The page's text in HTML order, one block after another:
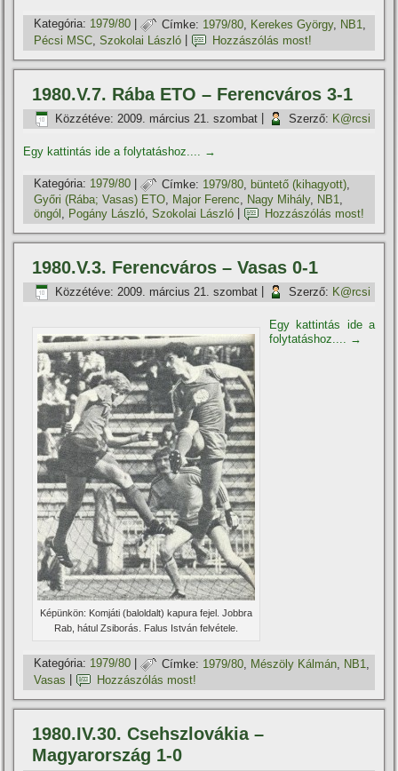
Kategória: 1979/80 | Címke: 1979/80 Kerekes György, NB1
Pécsi MSC ,Szokolai László Hozzászólás most!
1980.V.7. Rába ETO – Ferencváros 3-1
Közzétéve: 2009. március 21. szombat Szerző: K@rcsi
Egy kattintás ide a folytatáshoz.... →
Kategória: 1979/80 | Címke: 1979/80 ,büntető (kihagyott)
Győri (Rába; Vasas) ETO, Major Ferenc, Nagy Mihály, NB1,
öngól
Pogány László ,Szokolai László Hozzászólás most!
1980.V.3. Ferencváros – Vasas 0-1
Közzétéve: 2009. március 21. szombat Szerző: K@rcsi
Képünkön: Komjáti (baloldalt) kapura fejel. Jobbra
Rab, hátul Zsiborás. Falus István felvétele.
Egy kattintás ide a
folytatáshoz.... →
Kategória: 1979/80 | Címke: 1979/80 Mészöly Kálmán NB1
Vasas
Hozzászólás most!
1980.IV.30. Csehszlovákia –
Magyarország 1-0